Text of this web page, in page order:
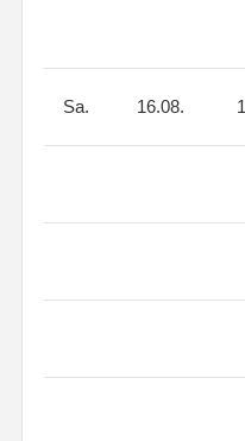
Sa. 16.08.